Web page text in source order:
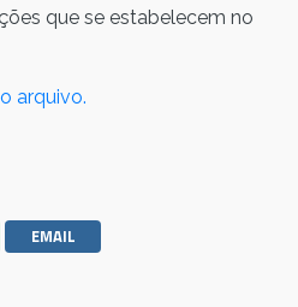
que se estabelecem no
arquivo.
EMAIL